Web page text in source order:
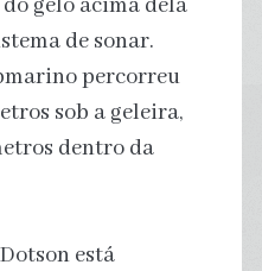
gelo acima dela
de sonar.
percorreu
sob a geleira,
dentro da
está